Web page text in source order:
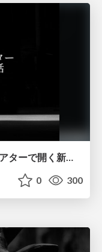
事件とふりかえり：フォーラムシアターで開く新たな対話
0 300